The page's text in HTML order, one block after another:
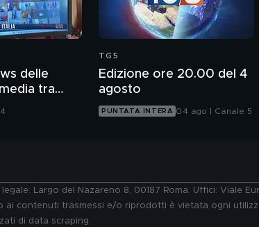
delle
tra
TG5
Edizione ore 20.00 del 4
agosto
PUNTATA INTERA 04 ago | Canale 5
Largo del Nazareno 8, 00187 Roma. Uffici: Viale
contenuti trasmessi e/o riprodotti è vietata ogni
di data scraping.